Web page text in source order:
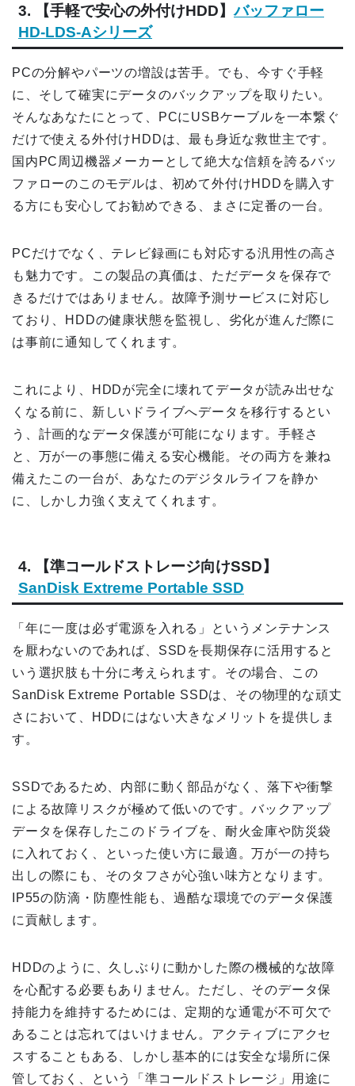
3. 【手軽で安心の外付けHDD】バッファロー
HD-LDS-Aシリーズ
PCの分解やパーツの増設は苦手。でも、今すぐ手軽
に、そして確実にデータのバックアップを取りたい。
そんなあなたにとって、PCにUSBケーブルを一本繋ぐ
だけで使える外付けHDDは、最も身近な救世主です。
国内PC周辺機器メーカーとして絶大な信頼を誇るバッ
ファローのこのモデルは、初めて外付けHDDを購入す
る方にも安心してお勧めできる、まさに定番の一台。
PCだけでなく、テレビ録画にも対応する汎用性の高さ
も魅力です。この製品の真価は、ただデータを保存で
きるだけではありません。故障予測サービスに対応し
ており、HDDの健康状態を監視し、劣化が進んだ際に
は事前に通知してくれます。
これにより、HDDが完全に壊れてデータが読み出せな
くなる前に、新しいドライブへデータを移行するとい
う、計画的なデータ保護が可能になります。手軽さ
と、万が一の事態に備える安心機能。その両方を兼ね
備えたこの一台が、あなたのデジタルライフを静か
に、しかし力強く支えてくれます。
4. 【準コールドストレージ向けSSD】
SanDisk Extreme Portable SSD
「年に一度は必ず電源を入れる」というメンテナンス
を厭わないのであれば、SSDを長期保存に活用すると
いう選択肢も十分に考えられます。その場合、この
SanDisk Extreme Portable SSDは、その物理的な頑丈
さにおいて、HDDにはない大きなメリットを提供しま
す。
SSDであるため、内部に動く部品がなく、落下や衝撃
による故障リスクが極めて低いのです。バックアップ
データを保存したこのドライブを、耐火金庫や防災袋
に入れておく、といった使い方に最適。万が一の持ち
出しの際にも、そのタフさが心強い味方となります。
IP55の防滴・防塵性能も、過酷な環境でのデータ保護
に貢献します。
HDDのように、久しぶりに動かした際の機械的な故障
を心配する必要もありません。ただし、そのデータ保
持能力を維持するためには、定期的な通電が不可欠で
あることは忘れてはいけません。アクティブにアクセ
スすることもある、しかし基本的には安全な場所に保
管しておく、という「準コールドストレージ」用途に